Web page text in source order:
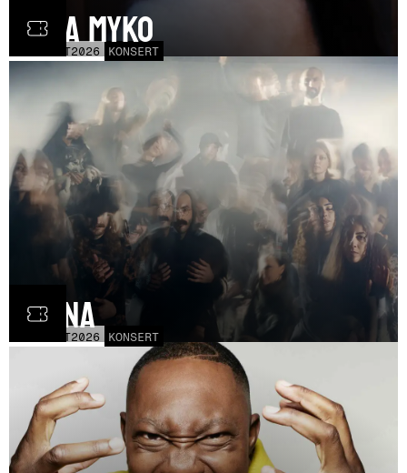
OCT2026 KONSERT
Olga Myko
OCT2026 KONSERT
Fauna